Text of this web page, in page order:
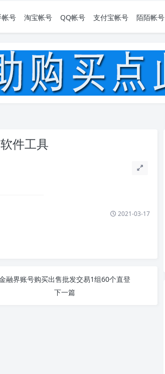
帐号 淘宝帐号 QQ帐号 支付宝帐号 陌陌帐号
件工具
2021-03-17
融界账号购买出售批发交易1组60个直登
下一篇